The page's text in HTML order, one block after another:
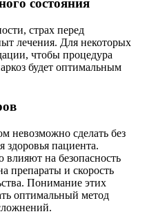
состояния
страх перед
лечения. Для некоторых
чтобы процедура
будет оптимальным
невозможно сделать без
здоровья пациента.
на безопасность
препараты и скорость
Понимание этих
оптимальный метод